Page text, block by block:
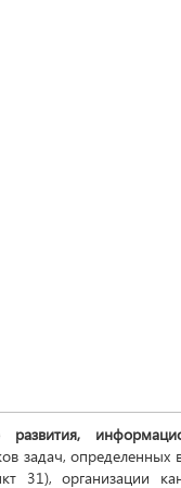
задач,
31), организации